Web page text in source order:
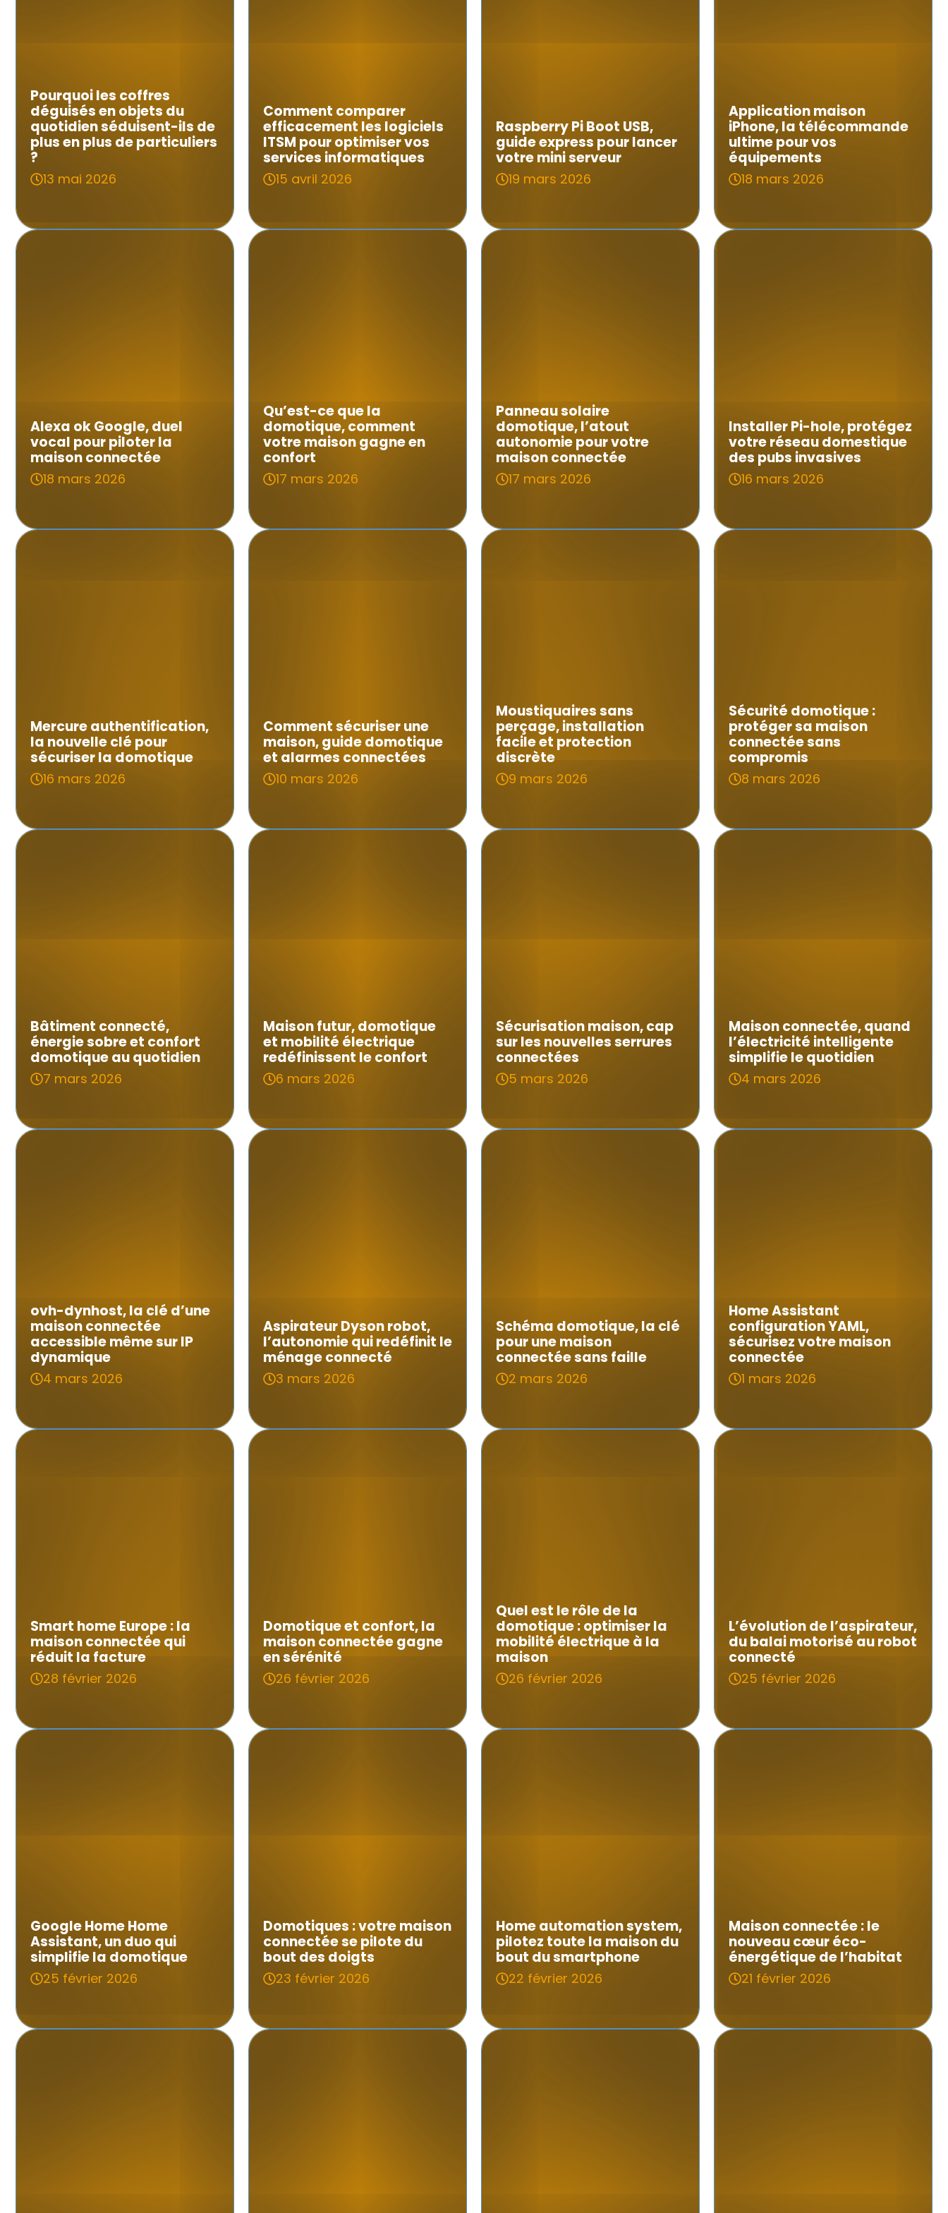
Pourquoi les coffres
déguisés en objets du
quotidien séduisent-ils de
plus en plus de particuliers
?
13 mai 2026
Comment comparer
efficacement les logiciels
ITSM pour optimiser vos
services informatiques
15 avril 2026
Raspberry Pi Boot USB,
guide express pour lancer
votre mini serveur
19 mars 2026
Application maison
iPhone, la télécommande
ultime pour vos
équipements
18 mars 2026
Alexa ok Google, duel
vocal pour piloter la
maison connectée
18 mars 2026
Qu’est-ce que la
domotique, comment
votre maison gagne en
confort
17 mars 2026
Panneau solaire
domotique, l’atout
autonomie pour votre
maison connectée
17 mars 2026
Installer Pi-hole, protégez
votre réseau domestique
des pubs invasives
16 mars 2026
Mercure authentification,
la nouvelle clé pour
sécuriser la domotique
16 mars 2026
Comment sécuriser une
maison, guide domotique
et alarmes connectées
10 mars 2026
Moustiquaires sans
perçage, installation
facile et protection
discrète
9 mars 2026
Sécurité domotique :
protéger sa maison
connectée sans
compromis
8 mars 2026
Bâtiment connecté,
énergie sobre et confort
domotique au quotidien
7 mars 2026
Maison futur, domotique
et mobilité électrique
redéfinissent le confort
6 mars 2026
Sécurisation maison, cap
sur les nouvelles serrures
connectées
5 mars 2026
Maison connectée, quand
l’électricité intelligente
simplifie le quotidien
4 mars 2026
ovh-dynhost, la clé d’une
maison connectée
accessible même sur IP
dynamique
4 mars 2026
Aspirateur Dyson robot,
l’autonomie qui redéfinit le
ménage connecté
3 mars 2026
Schéma domotique, la clé
pour une maison
connectée sans faille
2 mars 2026
Home Assistant
configuration YAML,
sécurisez votre maison
connectée
1 mars 2026
Smart home Europe : la
maison connectée qui
réduit la facture
28 février 2026
Domotique et confort, la
maison connectée gagne
en sérénité
26 février 2026
Quel est le rôle de la
domotique : optimiser la
mobilité électrique à la
maison
26 février 2026
L’évolution de l’aspirateur,
du balai motorisé au robot
connecté
25 février 2026
Google Home Home
Assistant, un duo qui
simplifie la domotique
25 février 2026
Domotiques : votre maison
connectée se pilote du
bout des doigts
23 février 2026
Home automation system,
pilotez toute la maison du
bout du smartphone
22 février 2026
Maison connectée : le
nouveau cœur éco-
énergétique de l’habitat
21 février 2026